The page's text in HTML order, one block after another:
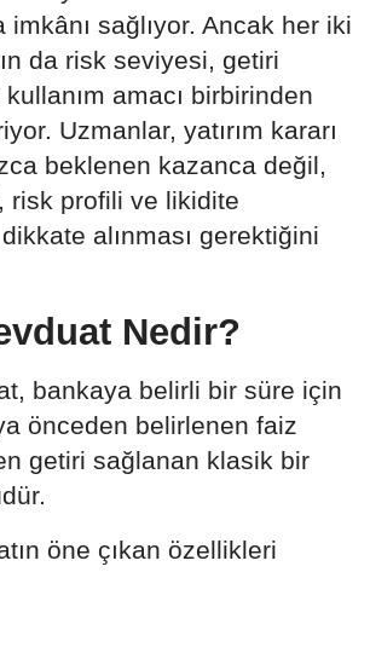
imkânı sağlıyor. Ancak her iki
da risk seviyesi, getiri
amacı birbirinden
Uzmanlar, yatırım kararı
beklenen kazanca değil,
risk profili ve likidite
alınması gerektiğini
Nedir?
bankaya belirli bir süre için
önceden belirlenen faiz
getiri sağlanan klasik bir
öne çıkan özellikleri